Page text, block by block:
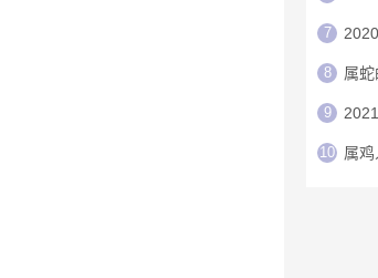
7
8 属蛇
9
10 属鸡